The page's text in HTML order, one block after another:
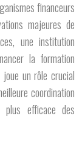
financeurs
majeures de
une institution
la formation
un rôle crucial
coordination
efficace des